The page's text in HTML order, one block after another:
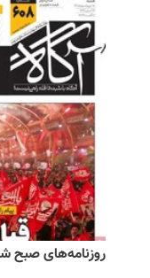
روزنامه‌های صبح شنبه ۱۷